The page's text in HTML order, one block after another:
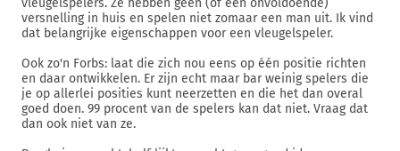
vleugelspelers. Ze hebben geen (of een onvoldoende)
versnelling in huis en spelen niet zomaar een man uit. Ik vind
dat belangrijke eigenschappen voor een vleugelspeler.
Ook zo'n Forbs: laat die zich nou eens op één positie richten
en daar ontwikkelen. Er zijn echt maar bar weinig spelers die
je op allerlei posities kunt neerzetten en die het dan overal
goed doen. 99 procent van de spelers kan dat niet. Vraag dat
dan ook niet van ze.